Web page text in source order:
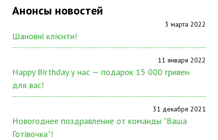
Анонсы новостей
3 марта 2022
Шановні клієнти!
11 января 2022
Happy Birthday у нас — подарок 15 000 гривен
для вас!
31 декабря 2021
Новогоднее поздравление от команды "Ваша
Готівочка"!